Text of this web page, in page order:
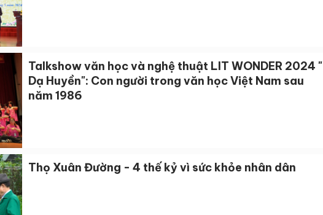
Talkshow văn học và nghệ thuật LIT WONDER 2024 "
Dạ Huyền": Con người trong văn học Việt Nam sau
năm 1986
Thọ Xuân Đường - 4 thế kỷ vì sức khỏe nhân dân